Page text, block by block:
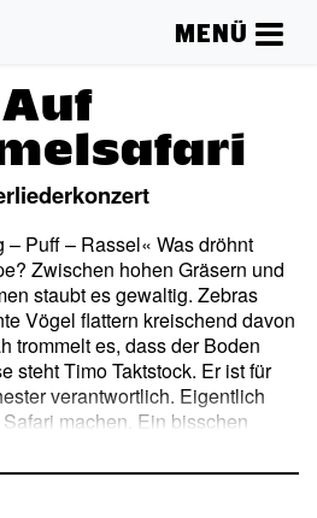
MENÜ
Auf
– Puff – Rassel« Was dröhnt
Zwischen hohen Gräsern und
staubt es gewaltig. Zebras
Vögel flattern kreischend davon
trommelt es, dass der Boden
steht Timo Taktstock. Er ist für
verantwortlich. Eigentlich
machen. Ein bisschen
vielleicht ein gemütliches
daraus wird nichts! Denn
Dort stampft die große Trommel